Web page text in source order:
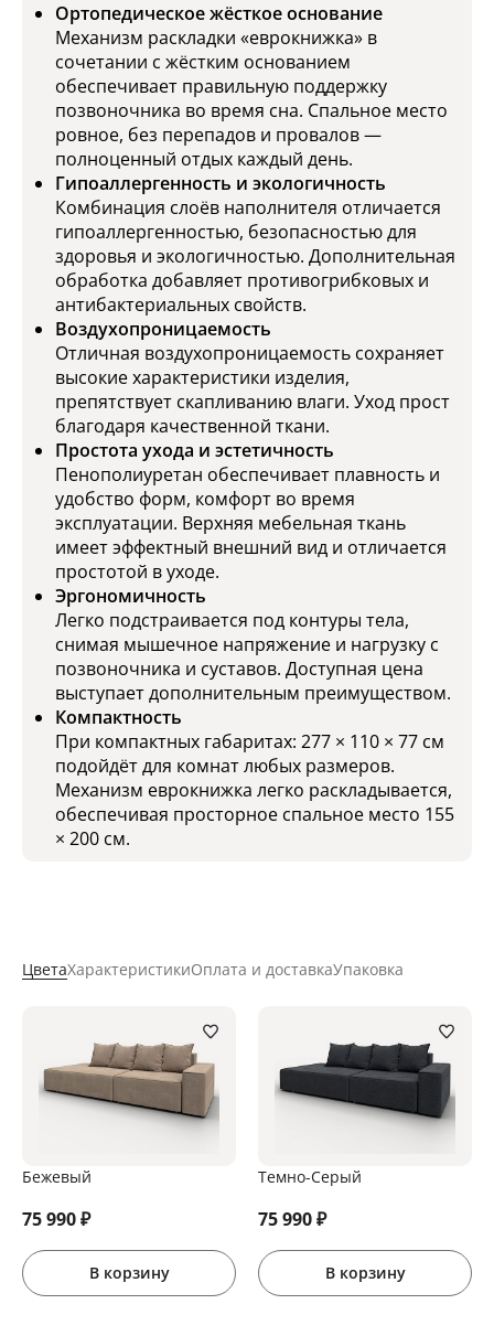
Ортопедическое жёсткое основание
Механизм раскладки «еврокнижка» в
сочетании с жёстким основанием
обеспечивает правильную поддержку
позвоночника во время сна. Спальное место
ровное, без перепадов и провалов —
полноценный отдых каждый день.
Гипоаллергенность и экологичность
Комбинация слоёв наполнителя отличается
гипоаллергенностью, безопасностью для
здоровья и экологичностью. Дополнительная
обработка добавляет противогрибковых и
антибактериальных свойств.
Воздухопроницаемость
Отличная воздухопроницаемость сохраняет
высокие характеристики изделия,
препятствует скапливанию влаги. Уход прост
благодаря качественной ткани.
Простота ухода и эстетичность
Пенополиуретан обеспечивает плавность и
удобство форм, комфорт во время
эксплуатации. Верхняя мебельная ткань
имеет эффектный внешний вид и отличается
простотой в уходе.
Эргономичность
Легко подстраивается под контуры тела,
снимая мышечное напряжение и нагрузку с
позвоночника и суставов. Доступная цена
выступает дополнительным преимуществом.
Компактность
При компактных габаритах: 277 × 110 × 77 см
подойдёт для комнат любых размеров.
Механизм еврокнижка легко раскладывается,
обеспечивая просторное спальное место 155
× 200 см.
ЦветаХарактеристикиОплата и доставкаУпаковка
Бежевый
75 990₽
В корзину
Темно-Серый
75 990₽
В корзину